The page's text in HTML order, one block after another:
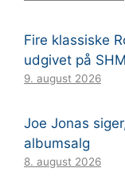
Fire klassiske
udgivet på
9. august 2026
Joe Jonas
albumsalg
8. august 2026